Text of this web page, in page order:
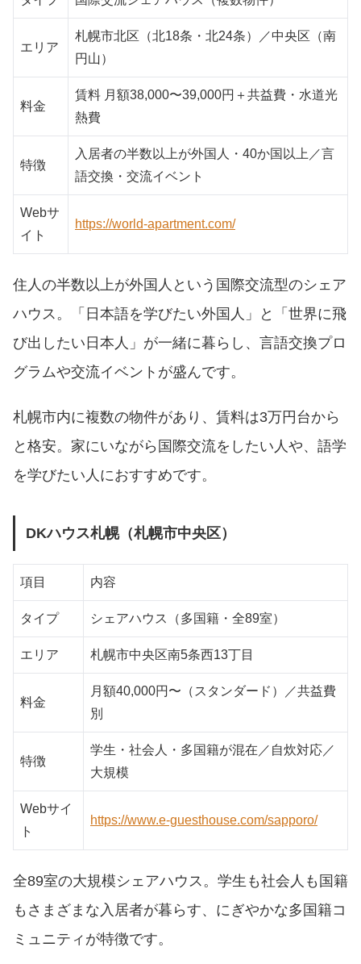
エリア
札幌市北区（北18条・北24条）／中央区（南
円山）
料金
賃料 月額38,000〜39,000円＋共益費・水道光
熱費
特徴
入居者の半数以上が外国人・40か国以上／言
語交換・交流イベント
Webサ
イト
https://world-apartment.com/
住人の半数以上が外国人という国際交流型のシェア
ハウス。「日本語を学びたい外国人」と「世界に飛
び出したい日本人」が一緒に暮らし、言語交換プロ
グラムや交流イベントが盛んです。
札幌市内に複数の物件があり、賃料は3万円台から
と格安。家にいながら国際交流をしたい人や、語学
を学びたい人におすすめです。
DKハウス札幌（札幌市中央区）
項目 内容
タイプ シェアハウス（多国籍・全89室）
エリア 札幌市中央区南5条西13丁目
料金
月額40,000円〜（スタンダード）／共益費
別
特徴
学生・社会人・多国籍が混在／自炊対応／
大規模
Webサイ
ト
https://www.e-guesthouse.com/sapporo/
全89室の大規模シェアハウス。学生も社会人も国籍
もさまざまな入居者が暮らす、にぎやかな多国籍コ
ミュニティが特徴です。